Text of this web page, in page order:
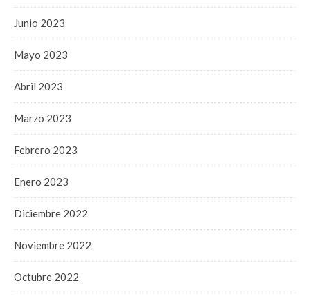
Junio 2023
Mayo 2023
Abril 2023
Marzo 2023
Febrero 2023
Enero 2023
Diciembre 2022
Noviembre 2022
Octubre 2022